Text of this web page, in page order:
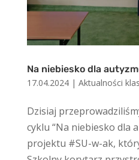
Na niebiesko dla
17.04.2024| Aktualności
Dzisiaj
cyklu “Na niebiesko dla
projektu #SU-w-ak,